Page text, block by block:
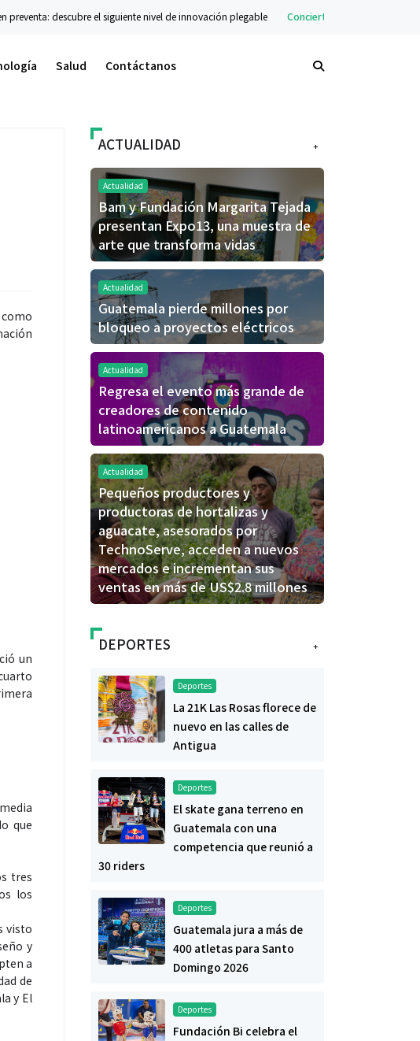
el siguiente nivel de innovación plegable Conciertos Stranger Sounds llega a
Salud Contáctanos
un
que
tres
los
visto
y
a
de
y El
+
ACTUALIDAD
Actualidad
Bam y Fundación Margarita Tejada
presentan Expo13, una muestra de
arte que transforma vidas
Actualidad
Guatemala pierde millones por
bloqueo a proyectos eléctricos
Actualidad
Regresa el evento más grande de
creadores de contenido
latinoamericanos a Guatemala
Actualidad
Pequeños productores y
productoras de hortalizas y
aguacate, asesorados por
TechnoServe, acceden a nuevos
mercados e incrementan sus
ventas en más de US$2.8 millones
+
DEPORTES
Deportes
La 21K Las Rosas florece de
nuevo en las calles de
Antigua
Deportes
El skate gana terreno en
Guatemala con una
competencia que reunió a
30 riders
Deportes
Guatemala jura a más de
400 atletas para Santo
Domingo 2026
Deportes
Fundación Bi celebra el